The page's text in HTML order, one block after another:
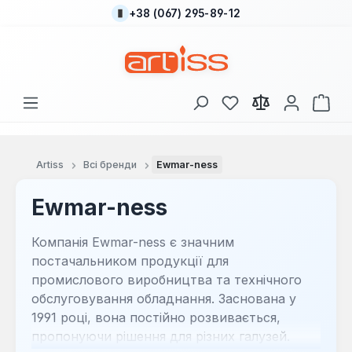
Перейти до основного вмісту
+38 (067) 295-89-12
У вас є 0 у списку
Artiss Всі бренди Ewmar-ness
Ewmar-ness
Компанія Ewmar-ness є значним
постачальником продукції для
промислового виробництва та технічного
обслуговування обладнання. Заснована у
1991 році, вона постійно розвивається,
пропонуючи рішення для різних галузей.